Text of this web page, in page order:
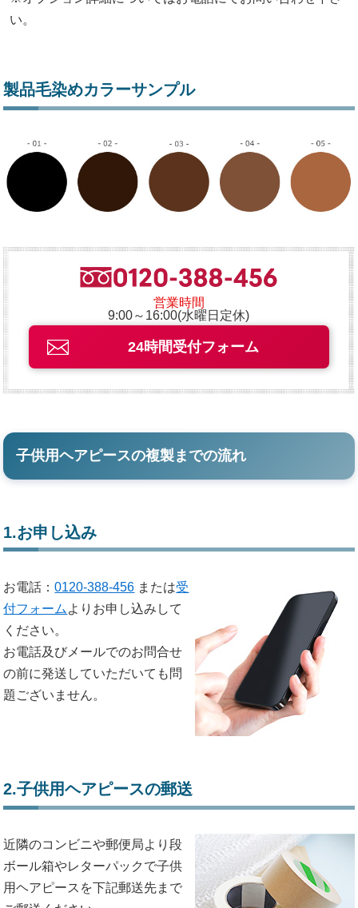
い。
製品毛染めカラーサンプル
営業時間
9:00～16:00(水曜日定休)
24時間受付フォーム
子供用ヘアピースの複製までの流れ
1.お申し込み
お電話：0120-388-456 または受
付フォームよりお申し込みして
ください。
お電話及びメールでのお問合せ
の前に発送していただいても問
題ございません。
2.子供用ヘアピースの郵送
近隣のコンビニや郵便局より段
ボール箱やレターパックで子供
用ヘアピースを下記郵送先まで